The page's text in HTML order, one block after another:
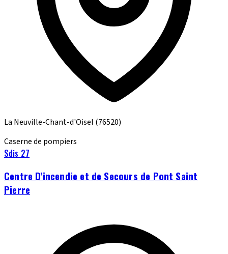
La Neuville-Chant-d'Oisel (76520)
Caserne de pompiers
Sdis 27
Centre D'incendie et de Secours de Pont Saint
Pierre